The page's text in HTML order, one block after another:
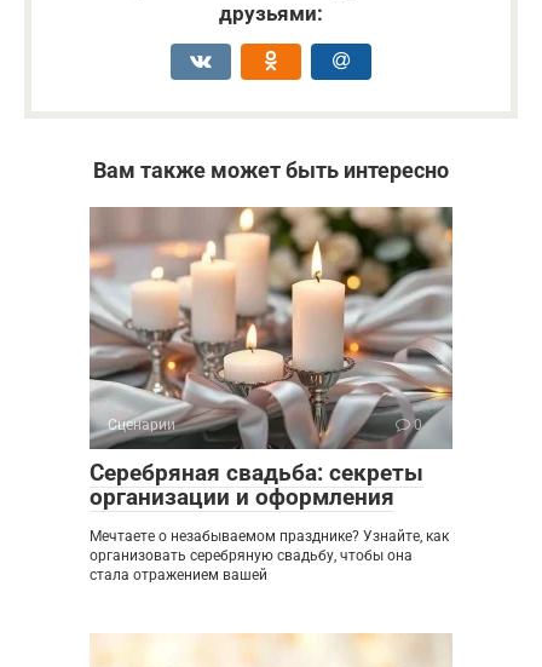
друзьями:
Вам также может быть интересно
Сценарии 0
Серебряная свадьба: секреты
организации и оформления
Мечтаете о незабываемом празднике? Узнайте, как
организовать серебряную свадьбу, чтобы она
стала отражением вашей